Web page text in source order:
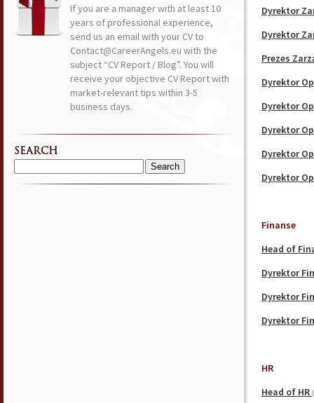
Dyrektor
Dyrektor
Prezes
Dyrektor
Dyrektor
Dyrektor
Dyrektor
Dyrektor
Finanse
Head of
Dyrektor
Dyrektor
Dyrektor
HR
Head of HR
If you are a manager with at least 10
years of professional experience,
send us an email with your CV to
Contact@CareerAngels.eu with the
subject “CV Report / Blog”. You will
receive your objective CV Report with
market-relevant tips within 3-5
business days.
SEARCH
Search
for: